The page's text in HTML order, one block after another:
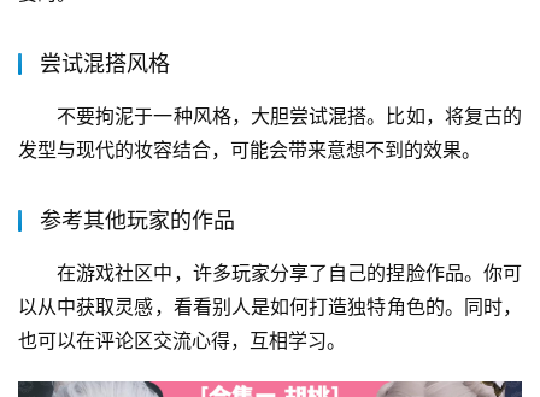
尝试混搭风格
不要拘泥于一种风格，大胆尝试混搭。比如，将复古的
发型与现代的妆容结合，可能会带来意想不到的效果。
参考其他玩家的作品
在游戏社区中，许多玩家分享了自己的捏脸作品。你可
以从中获取灵感，看看别人是如何打造独特角色的。同时，
也可以在评论区交流心得，互相学习。